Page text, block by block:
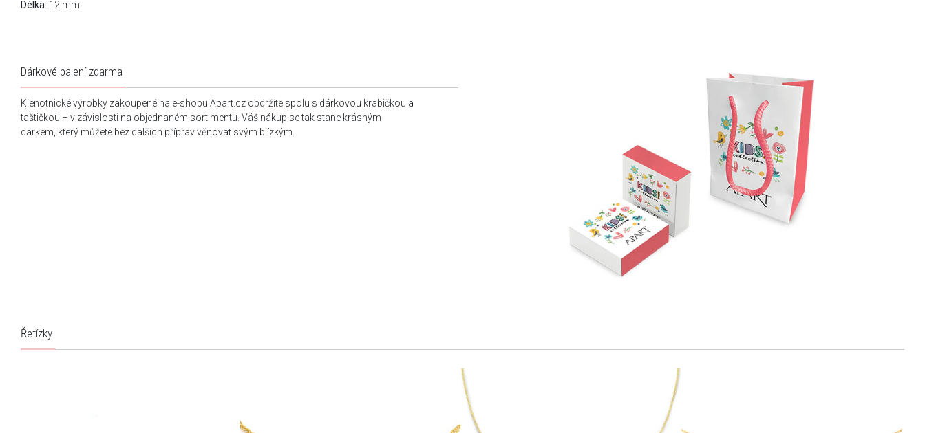
Délka: 12 mm
Dárkové balení zdarma
Klenotnické výrobky zakoupené na e-shopu Apart.cz obdržíte spolu s dárkovou krabičkou a
taštičkou – v závislosti na objednaném sortimentu. Váš nákup se tak stane krásným
dárkem, který můžete bez dalších příprav věnovat svým blízkým.
Řetízky